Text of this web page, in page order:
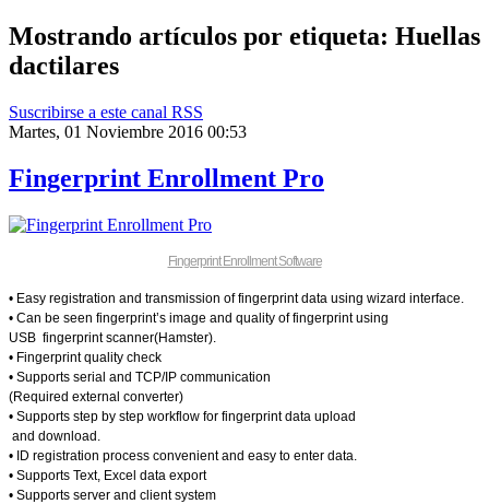
Mostrando artículos por etiqueta: Huellas
dactilares
Suscribirse a este canal RSS
Martes, 01 Noviembre 2016 00:53
Fingerprint Enrollment Pro
Fingerprint Enrollment Software
• Easy registration and transmission of fingerprint data using wizard interface.
• Can be seen fingerprint’s image and quality of fingerprint using
USB fingerprint scanner(Hamster).
• Fingerprint quality check
• Supports serial and TCP/IP communication
(Required external converter)
• Supports step by step workflow for fingerprint data upload
and download.
• ID registration process convenient and easy to enter data.
• Supports Text, Excel data export
• Supports server and client system